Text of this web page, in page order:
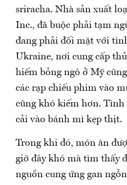
sriracha. Nhà sản xuất
Inc., đã buộc phải tạm
đang phải đối mặt với
Ukraine, nơi cung cấp
hiếm bỏng ngô ở Mỹ
các rạp chiếu phim vào
cũng khó kiếm hơn. Tình
cải vào bánh mì kẹp thịt.
Trong khi đó, món ăn
giờ đây khó mà tìm thấy
nguồn cung ứng gan